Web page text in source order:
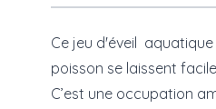
Ce jeu d'éveil
poisson se laissent
C’est une occupation